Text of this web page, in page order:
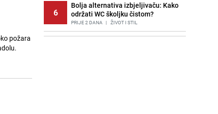
požara
6
Bolja alternativa izbjeljivaču: Kako
održati WC školjku čistom?
PRIJE 2 DANA | ŽIVOT I STIL